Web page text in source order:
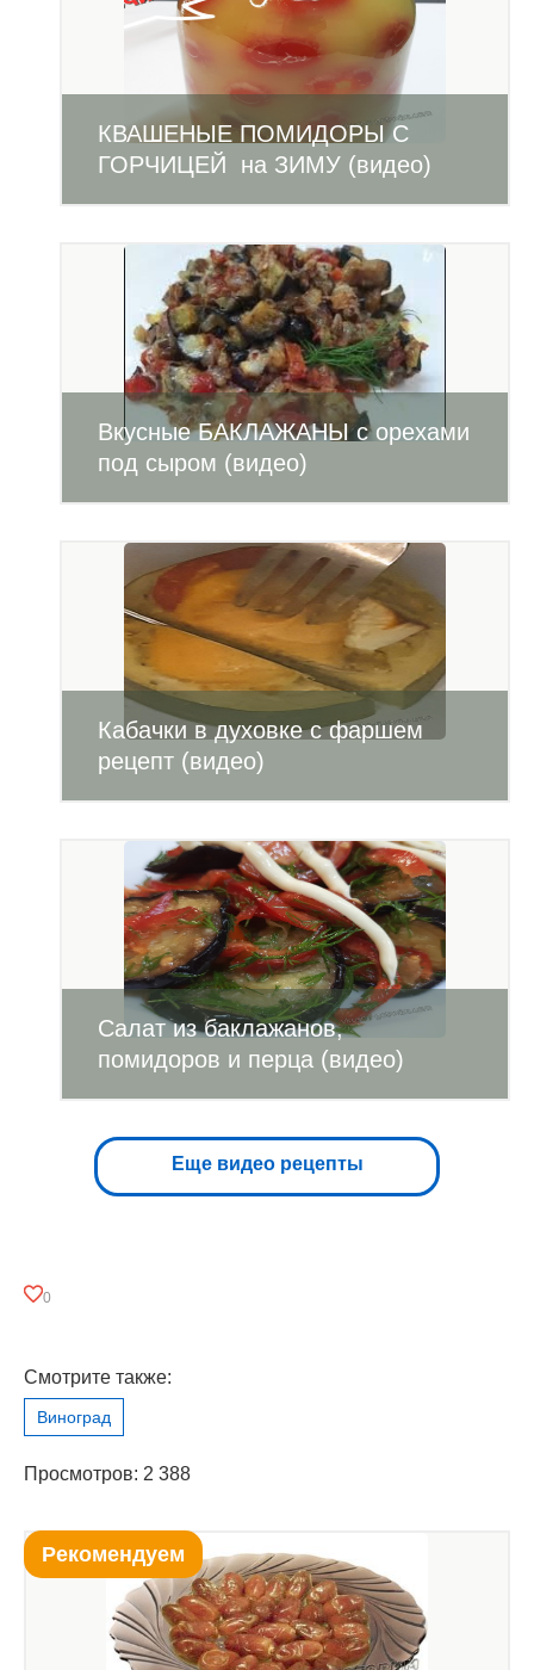
КВАШЕНЫЕ ПОМИДОРЫ С
ГОРЧИЦЕЙ на ЗИМУ (видео)
Вкусные БАКЛАЖАНЫ с орехами
под сыром (видео)
Кабачки в духовке с фаршем
рецепт (видео)
Салат из баклажанов,
помидоров и перца (видео)
Еще видео рецепты
0
Смотрите также:
Виноград
Просмотров: 2 388
Рекомендуем